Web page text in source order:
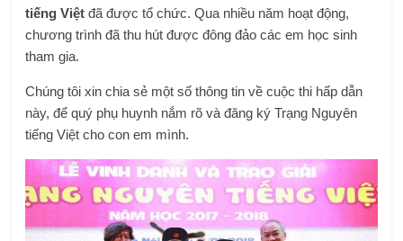
tiếng Việt đã được tổ chức. Qua nhiều năm hoạt động,
chương trình đã thu hút được đông đảo các em học sinh
tham gia.
Chúng tôi xin chia sẻ một số thông tin về cuộc thi hấp dẫn
này, để quý phụ huynh nắm rõ và đăng ký Trạng Nguyên
tiếng Việt cho con em mình.